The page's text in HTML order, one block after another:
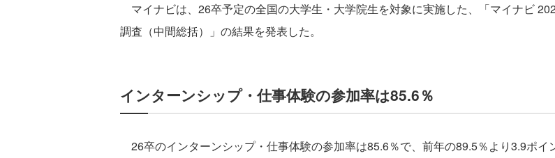
マイナビは、26卒予定の全国の大学生・大学院生を対象に実施した、「マイナビ
調査（中間総括）」の結果を発表した。
インターンシップ・仕事体験の参加率は85.6％
26卒のインターンシップ・仕事体験の参加率は85.6％で、前年の89.5％より3.9ポ